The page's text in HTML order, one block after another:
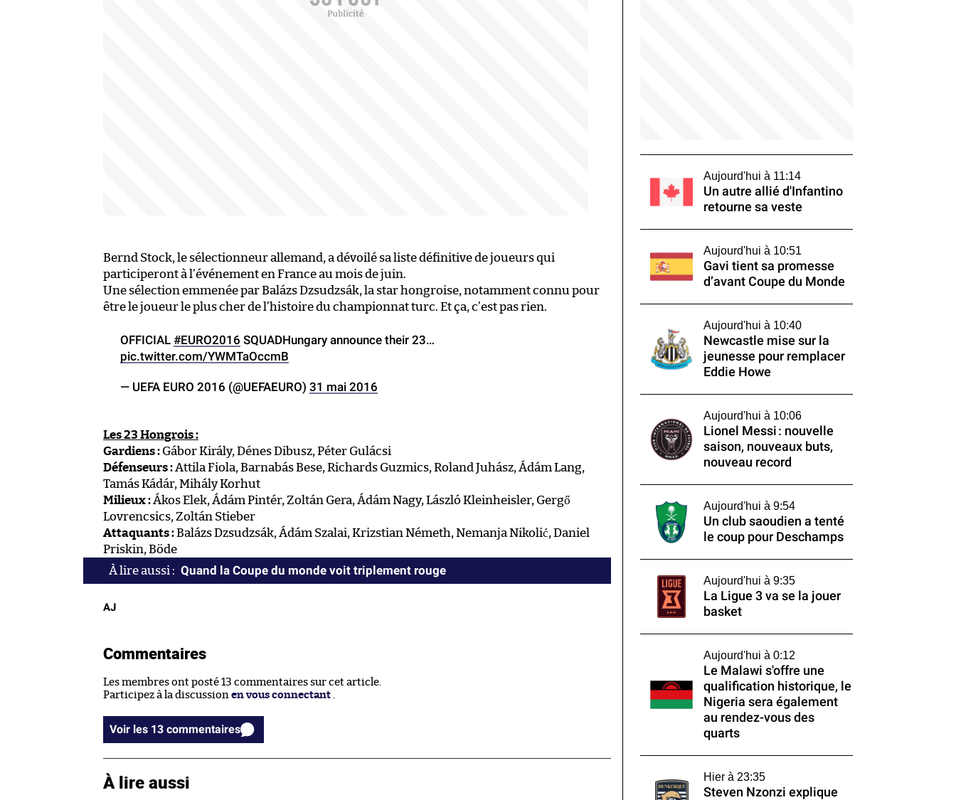
Bernd Stock, le sélectionneur allemand, a dévoilé sa liste définitive de joueurs qui
participeront à l’événement en France au mois de juin.
Une sélection emmenée par Balázs Dzsudzsák, la star hongroise, notamment connu pour
être le joueur le plus cher de l’histoire du championnat turc. Et ça, c’est pas rien.
OFFICIAL #EURO2016 SQUADHungary announce their 23…
pic.twitter.com/YWMTaOccmB
— UEFA EURO 2016 (@UEFAEURO) 31 mai 2016
Les 23 Hongrois :
Gardiens : Gábor Király, Dénes Dibusz, Péter Gulácsi
Défenseurs :Attila Fiola, Barnabás Bese, Richards Guzmics, Roland Juhász, Ádám Lang,
Tamás Kádár, Mihály Korhut
Milieux :Ákos Elek, Ádám Pintér, Zoltán Gera, Ádám Nagy, László Kleinheisler, Gergő
Lovrencsics, Zoltán Stieber
Attaquants :Balázs Dzsudzsák, Ádám Szalai, Krizstian Németh, Nemanja Nikolić, Daniel
Priskin, Böde
Quand la Coupe du monde voit triplement rouge
AJ
Commentaires
Les membres ont posté 13 commentaires sur cet article.
Participez à la discussion en vous connectant
Voir les 13 commentaires
À lire aussi
Aujourd'hui à 11:14
Un autre allié d'Infantino
retourne sa veste
Aujourd'hui à 10:51
Gavi tient sa promesse
d’avant Coupe du Monde
Aujourd'hui à 10:40
Newcastle mise sur la
jeunesse pour remplacer
Eddie Howe
Aujourd'hui à 10:06
Lionel Messi : nouvelle
saison, nouveaux buts,
nouveau record
Aujourd'hui à 9:54
Un club saoudien a tenté
le coup pour Deschamps
Aujourd'hui à 9:35
La Ligue 3 va se la jouer
basket
Aujourd'hui à 0:12
Le Malawi s'offre une
qualification historique, le
Nigeria sera également
au rendez-vous des
quarts
Hier à 23:35
Steven Nzonzi explique